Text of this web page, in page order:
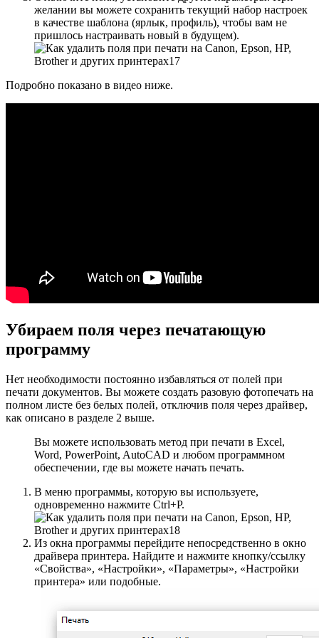
желании вы можете сохранить текущий набор настроек
в качестве шаблона (ярлык, профиль), чтобы вам не
пришлось настраивать новый в будущем).
Подробно показано в видео ниже.
Убираем поля через печатающую
программу
Нет необходимости постоянно избавляться от полей при
печати документов. Вы можете создать разовую фотопечать на
полном листе без белых полей, отключив поля через драйвер,
как описано в разделе 2 выше.
Вы можете использовать метод при печати в Excel,
Word, PowerPoint, AutoCAD и любом программном
обеспечении, где вы можете начать печать.
В меню программы, которую вы используете,
одновременно нажмите Ctrl+P.
Из окна программы перейдите непосредственно в окно
драйвера принтера. Найдите и нажмите кнопку/ссылку
«Свойства», «Настройки», «Параметры», «Настройки
принтера» или подобные.